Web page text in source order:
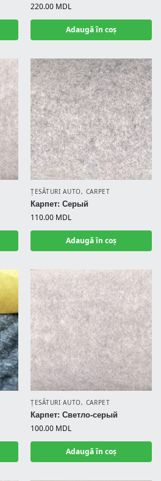
220.00 MDL
Adaugă în coș
ȚESĂTURI AUTO, CARPET
Карпет: Серый
110.00 MDL
Adaugă în coș
ȚESĂTURI AUTO, CARPET
Карпет: Светло-серый
100.00 MDL
Adaugă în coș